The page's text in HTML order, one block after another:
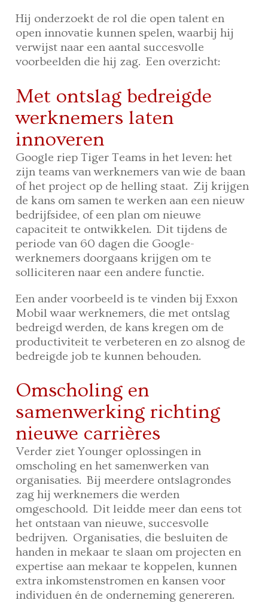
Hij onderzoekt de rol die open talent en
open innovatie kunnen spelen, waarbij hij
verwijst naar een aantal succesvolle
voorbeelden die hij zag. Een overzicht:
Met ontslag bedreigde
werknemers laten
innoveren
Google riep Tiger Teams in het leven: het
zijn teams van werknemers van wie de baan
of het project op de helling staat. Zij krijgen
de kans om samen te werken aan een nieuw
bedrijfsidee, of een plan om nieuwe
capaciteit te ontwikkelen. Dit tijdens de
periode van 60 dagen die Google-
werknemers doorgaans krijgen om te
solliciteren naar een andere functie.
Een ander voorbeeld is te vinden bij Exxon
Mobil waar werknemers, die met ontslag
bedreigd werden, de kans kregen om de
productiviteit te verbeteren en zo alsnog de
bedreigde job te kunnen behouden.
Omscholing en
samenwerking richting
nieuwe carrières
Verder ziet Younger oplossingen in
omscholing en het samenwerken van
organisaties. Bij meerdere ontslagrondes
zag hij werknemers die werden
omgeschoold. Dit leidde meer dan eens tot
het ontstaan van nieuwe, succesvolle
bedrijven. Organisaties, die besluiten de
handen in mekaar te slaan om projecten en
expertise aan mekaar te koppelen, kunnen
extra inkomstenstromen en kansen voor
individuen én de onderneming genereren.